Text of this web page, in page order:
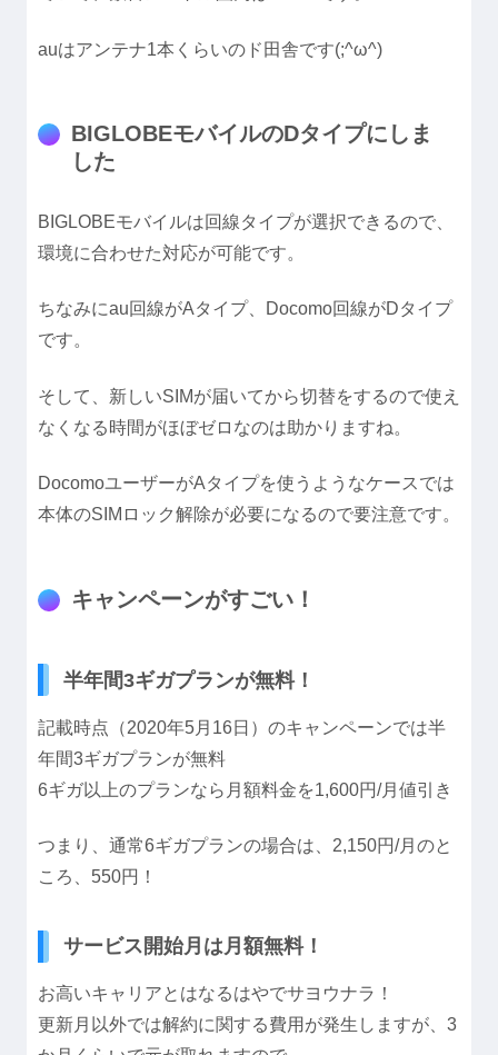
auはアンテナ1本くらいのド田舎です(;^ω^)
BIGLOBEモバイルのDタイプにしま
した
BIGLOBEモバイルは回線タイプが選択できるので、
環境に合わせた対応が可能です。
ちなみにau回線がAタイプ、Docomo回線がDタイプ
です。
そして、新しいSIMが届いてから切替をするので使え
なくなる時間がほぼゼロなのは助かりますね。
DocomoユーザーがAタイプを使うようなケースでは
本体のSIMロック解除が必要になるので要注意です。
キャンペーンがすごい！
半年間3ギガプランが無料！
記載時点（2020年5月16日）のキャンペーンでは半
年間3ギガプランが無料
6ギガ以上のプランなら月額料金を1,600円/月値引き
つまり、通常6ギガプランの場合は、2,150円/月のと
ころ、550円！
サービス開始月は月額無料！
お高いキャリアとはなるはやでサヨウナラ！
更新月以外では解約に関する費用が発生しますが、3